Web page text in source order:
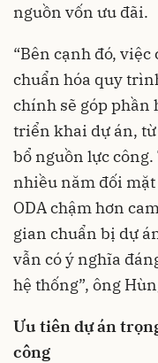
nguồn vốn ưu đãi.
“Bên cạnh đó,
chuẩn hóa quy
chính sẽ góp phần
triển khai dự án,
bổ nguồn lực
nhiều năm đối
ODA chậm hơn
gian chuẩn bị dự
vẫn có ý nghĩa
hệ thống”, ông
Ưu tiên dự án
công